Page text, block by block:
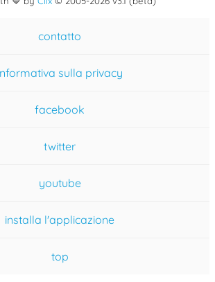
contatto
sulla privacy
facebook
twitter
youtube
installa l'applicazione
top